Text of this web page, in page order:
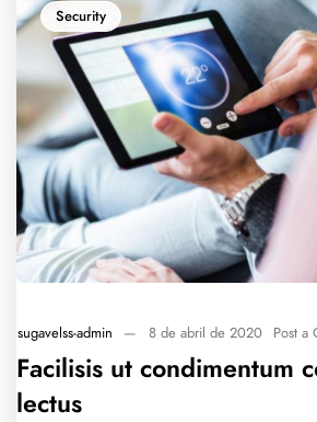
Security
sugavelss-admin — 8 de abril de 2020 Post a
Facilisis ut condimentum
lectus